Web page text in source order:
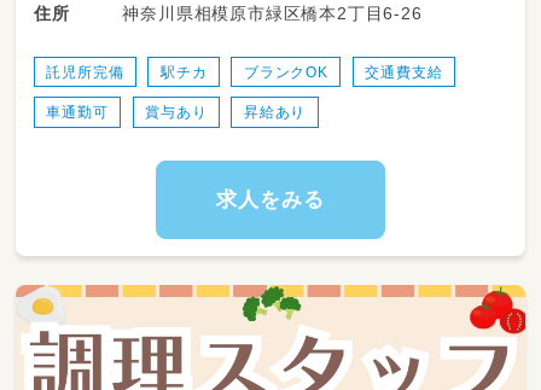
・主活動の企画・実施
・季節の行事対応
・戸外あそびの引率
【変更の範囲について】
・就業場所の変更：徒歩圏内の分園へ異動の可能
住所
神奈川県相模原市緑区橋本2丁目6-26
託児所完備 駅チカ ブランクOK 交通費支給
車通勤可 賞与あり 昇給あり
求人をみる